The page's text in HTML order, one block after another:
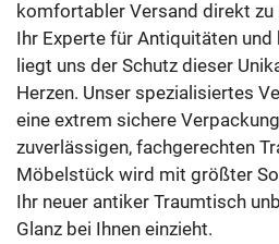
komfortabler Versand direkt zu
Ihr Experte für Antiquitäten
liegt uns der Schutz dieser
Herzen. Unser spezialisiertes
eine extrem sichere
zuverlässigen, fachgerechten
Möbelstück wird mit größter
Ihr neuer antiker Traumtisch
Glanz bei Ihnen einzieht.